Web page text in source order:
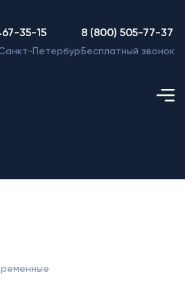
35-15
Петербурге
8 (800) 505-77-37
Бесплатный звонок